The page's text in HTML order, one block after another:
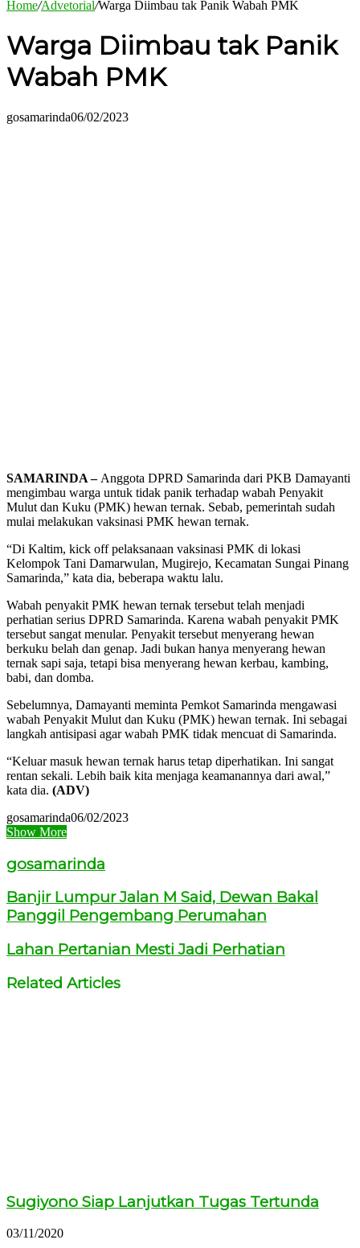
Home/Advetorial/Warga Diimbau tak Panik Wabah PMK
Warga Diimbau tak Panik
Wabah PMK
gosamarinda06/02/2023
SAMARINDA – Anggota DPRD Samarinda dari PKB Damayanti
mengimbau warga untuk tidak panik terhadap wabah Penyakit
Mulut dan Kuku (PMK) hewan ternak. Sebab, pemerintah sudah
mulai melakukan vaksinasi PMK hewan ternak.
“Di Kaltim, kick off pelaksanaan vaksinasi PMK di lokasi
Kelompok Tani Damarwulan, Mugirejo, Kecamatan Sungai Pinang
Samarinda,” kata dia, beberapa waktu lalu.
Wabah penyakit PMK hewan ternak tersebut telah menjadi
perhatian serius DPRD Samarinda. Karena wabah penyakit PMK
tersebut sangat menular. Penyakit tersebut menyerang hewan
berkuku belah dan genap. Jadi bukan hanya menyerang hewan
ternak sapi saja, tetapi bisa menyerang hewan kerbau, kambing,
babi, dan domba.
Sebelumnya, Damayanti meminta Pemkot Samarinda mengawasi
wabah Penyakit Mulut dan Kuku (PMK) hewan ternak. Ini sebagai
langkah antisipasi agar wabah PMK tidak mencuat di Samarinda.
“Keluar masuk hewan ternak harus tetap diperhatikan. Ini sangat
rentan sekali. Lebih baik kita menjaga keamanannya dari awal,”
kata dia. (ADV)
gosamarinda06/02/2023
Show More
gosamarinda
Banjir Lumpur Jalan M Said, Dewan Bakal
Panggil Pengembang Perumahan
Lahan Pertanian Mesti Jadi Perhatian
Related Articles
Sugiyono Siap Lanjutkan Tugas Tertunda
03/11/2020